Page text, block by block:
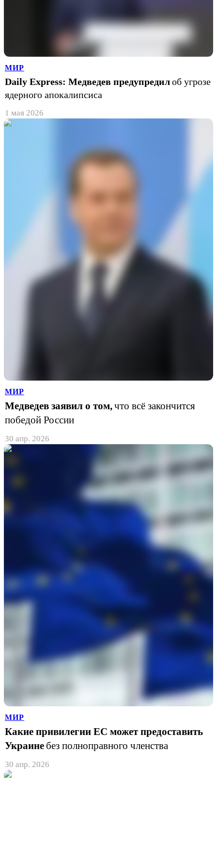
МИР
Daily Express: Медведев предупредилоб угрозе
ядерного апокалипсиса
1 мая 2026
МИР
Медведев заявил о том,что всё закончится
победой России
30 апр. 2026
МИР
Какие привилегии ЕС может предоставить
Украине без полноправного членства
30 апр. 2026